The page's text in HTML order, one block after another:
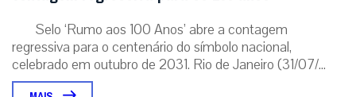
Selo ‘Rumo aos 100 Anos’ abre a contagem
regressiva para o centenário do símbolo nacional,
celebrado em outubro de 2031. Rio de Janeiro (31/07/...